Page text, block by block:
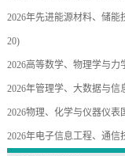
2026年先进能源材料、储能
20)
2026高等数学、物理学与
2026年管理学、大数据与信
2026物理、化学与仪器仪表
2026年电子信息工程、通信